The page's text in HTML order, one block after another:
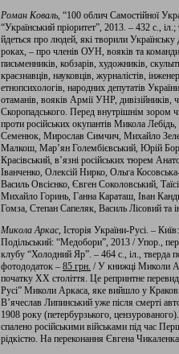
Роман Коваль, “100 облич Самостійної
“Український пріоритет”, 2013. – 432 с.,
йдеться про людей, які творили
роках, – про членів ОУН, вояків та
письменників, кобзарів, художників,
краєзнавців, науковців, журналістів,
етнопсихологів, народних депутатів
отаманів, вояків Армії УНР, дивізійників,
Скоропадського. Перед внутрішнім зором
проти російських окупантів Микола
Семенюк, Мирослав Симчич, Михайло
Малкош, Мар’ян Голембієвський, Юрій
Красівський, в’язні російських тюрем
Іванченко, Олексій Нирко, Ольга
Василь Овсієнко, Євген Соколовський,
Михайло Горинь, Ганна Караташ, Іван
Гомза, Степан Сапеляк, Василь Лісовий та
Микола Аркас, Історія України-Русі. –
Подільський: “Медобори”, 2013 / Упор.,
клубу “Холодний Яр”. – 464 с., іл., тверда
фотододаток – 85 грн. / У книжці Миколи
початку ХХ століття. Це репринтне
Русі” Миколи Аркаса, яке вийшло у
В’ячеслав Липинський уже після смерті
1908 року (петербурзького,
спалено російськими військами під час
рідкістю. На переконання Євгена